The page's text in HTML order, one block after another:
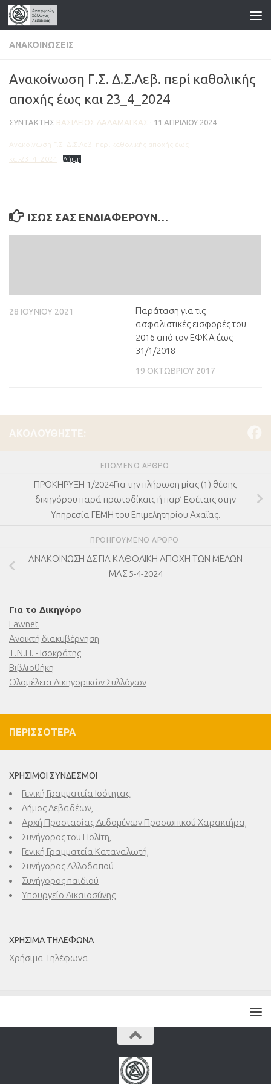
Skip to content
ΑΝΑΚΟΙΝΏΣΕΙΣ
Ανακοίνωση Γ.Σ. Δ.Σ.Λεβ. περί καθολικής
αποχής έως και 23_4_2024
ΣΥΝΤΆΚΤΗΣ ΒΑΣΊΛΕΙΟΣ ΔΑΛΑΜΆΓΚΑΣ · 11 ΑΠΡΙΛΊΟΥ 2024
Ανακοίνωση-Γ.Σ.-Δ.Σ.Λεβ.-περί-καθολικής-αποχής-έως-
και-23_4_2024
Λήψη
ΊΣΩΣ ΣΑΣ ΕΝΔΙΑΦΈΡΟΥΝ…
28 ΙΟΥΝΊΟΥ 2021
Παράταση για τις
ασφαλιστικές εισφορές του
2016 από τον ΕΦΚΑ έως
31/1/2018
19 ΟΚΤΩΒΡΊΟΥ 2017
ΑΚΟΛΟΥΘΉΣΤΕ:
ΕΠΌΜΕΝΟ ΆΡΘΡΟ
ΠΡΟΚΗΡΥΞΗ 1/2024Για την πλήρωση μίας (1) θέσης
δικηγόρου παρά πρωτοδίκαις ή παρ’ Εφέταις στην
Υπηρεσία ΓΕΜΗ του Επιμελητηρίου Αχαΐας.
ΠΡΟΗΓΟΎΜΕΝΟ ΆΡΘΡΟ
ΑΝΑΚΟΙΝΩΣΗ ΔΣ ΓΙΑ ΚΑΘΟΛΙΚΗ ΑΠΟΧΗ ΤΩΝ ΜΕΛΩΝ
ΜΑΣ 5-4-2024
Για το Δικηγόρο
Lawnet
Ανοικτή διακυβέρνηση
Τ.Ν.Π. - Ισοκράτης
Βιβλιοθήκη
Ολομέλεια Δικηγορικών Συλλόγων
ΠΕΡΙΣΣΌΤΕΡΑ
ΧΡΉΣΙΜΟΙ ΣΎΝΔΕΣΜΟΙ
Γενική Γραμματεία Ισότητας,
Δήμος Λεβαδέων,
Αρχή Προστασίας Δεδομένων Προσωπικού Χαρακτήρα,
Συνήγορος του Πολίτη,
Γενική Γραμματεία Καταναλωτή,
Συνήγορος Αλλοδαπού
Συνήγορος παιδιού
Υπουργείο Δικαιοσύνης
ΧΡΉΣΙΜΑ ΤΗΛΈΦΩΝΑ
Χρήσιμα Τηλέφωνα